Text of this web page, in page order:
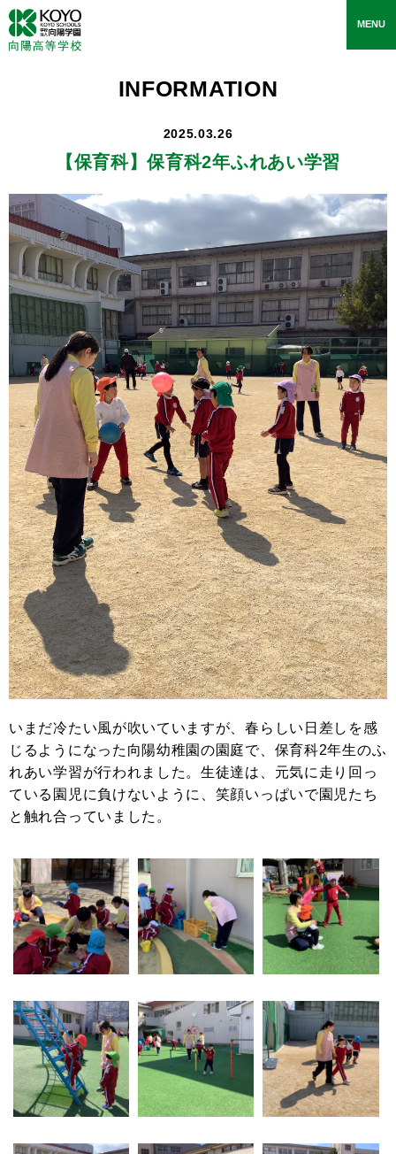
toggle
MENU
INFORMATION
2025.03.26
【保育科】保育科2年ふれあい学習
いまだ冷たい風が吹いていますが、春らしい日差しを感
じるようになった向陽幼稚園の園庭で、保育科2年生のふ
れあい学習が行われました。生徒達は、元気に走り回っ
ている園児に負けないように、笑顔いっぱいで園児たち
と触れ合っていました。